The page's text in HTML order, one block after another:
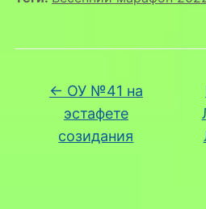
← ОУ №41 на
эстафете
созидания